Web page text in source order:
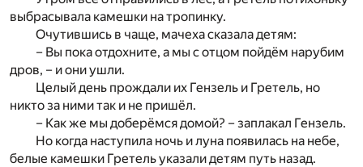
выбрасывала камешки на тропинку.
Очутившись в чаще, мачеха сказала детям:
– Вы пока отдохните, а мы с отцом пойдём нарубим
дров, – и они ушли.
Целый день прождали их Гензель и Гретель, но
никто за ними так и не пришёл.
– Как же мы доберёмся домой? – заплакал Гензель.
Но когда наступила ночь и луна появилась на небе,
белые камешки Гретель указали детям путь назад.